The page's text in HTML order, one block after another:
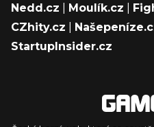
Nedd.cz
Moulík.cz
CZhity.cz
StartupInsider.cz